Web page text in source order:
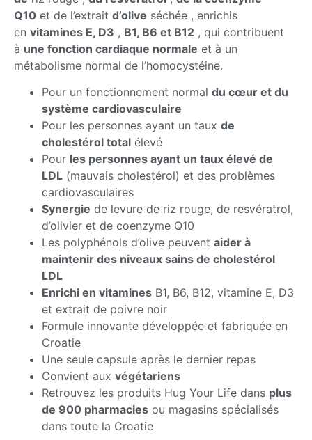
Q10 et de l’extrait d’olive séchée , enrichis
en vitamines E, D3 , B1, B6 et B12 , qui contribuent
à une fonction cardiaque normale et à un
métabolisme normal de l’homocystéine.
Pour un fonctionnement normal du cœur et du
système cardiovasculaire
Pour les personnes ayant un taux de
cholestérol total élevé
Pour les personnes ayant un taux élevé de
LDL (mauvais cholestérol) et des problèmes
cardiovasculaires
Synergie de levure de riz rouge, de resvératrol,
d’olivier et de coenzyme Q10
Les polyphénols d’olive peuvent aider à
maintenir des niveaux sains de cholestérol
LDL
Enrichi en vitamines B1, B6, B12, vitamine E, D3
et extrait de poivre noir
Formule innovante développée et fabriquée en
Croatie
Une seule capsule après le dernier repas
Convient aux végétariens
Retrouvez les produits Hug Your Life dans plus
de 900 pharmacies ou magasins spécialisés
dans toute la Croatie